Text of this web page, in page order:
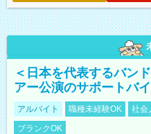
＜日本を代表するバン
アー公演のサポートバ
アルバイト 職種未経験OK 社会
ブランクOK